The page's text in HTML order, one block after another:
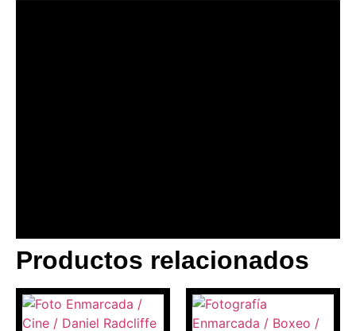
BANNER CON
PROMOCIONES 1
Productos relacionados